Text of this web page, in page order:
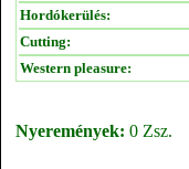
Hordókerülés:
Cutting:
Western pleasure:
Nyeremények: 0 Zsz.